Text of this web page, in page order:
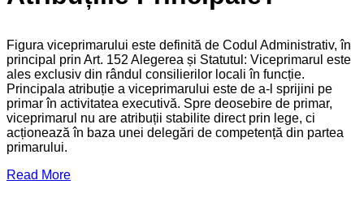
Figura viceprimarului este definită de Codul Administrativ, în
principal prin Art. 152 Alegerea și Statutul: Viceprimarul este
ales exclusiv din rândul consilierilor locali în funcție.
Principala atribuție a viceprimarului este de a-l sprijini pe
primar în activitatea executivă. Spre deosebire de primar,
viceprimarul nu are atribuții stabilite direct prin lege, ci
acționează în baza unei delegări de competență din partea
primarului.
Read More